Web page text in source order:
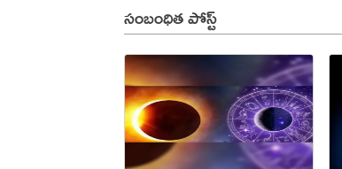
సంబంధిత పోస్ట్